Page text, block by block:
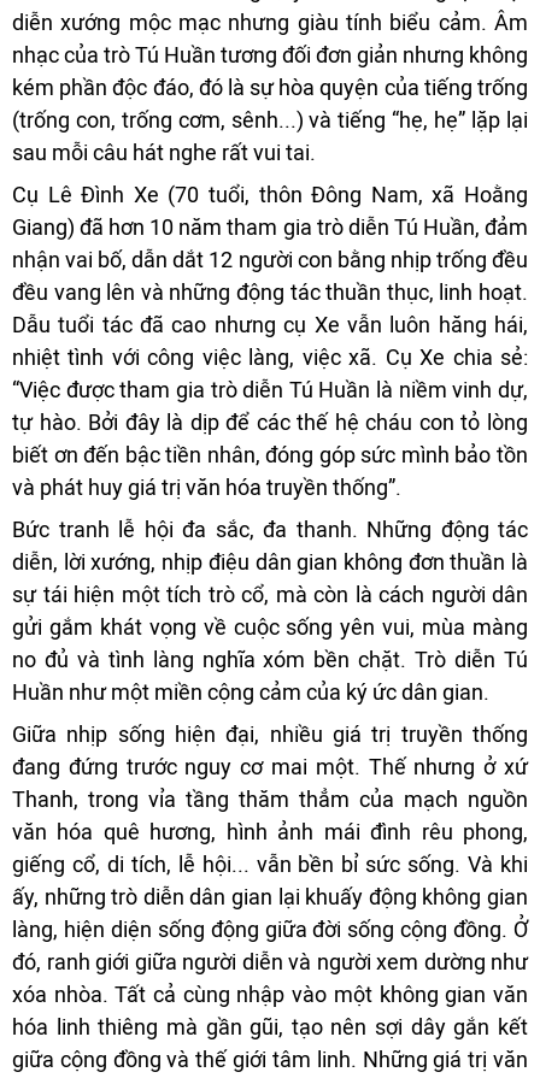
diễn xướng mộc mạc nhưng giàu tính biểu cảm. Âm
nhạc của trò Tú Huần tương đối đơn giản nhưng không
kém phần độc đáo, đó là sự hòa quyện của tiếng trống
(trống con, trống cơm, sênh...) và tiếng “hẹ, hẹ” lặp lại
sau mỗi câu hát nghe rất vui tai.
Cụ Lê Đình Xe (70 tuổi, thôn Đông Nam, xã Hoằng
Giang) đã hơn 10 năm tham gia trò diễn Tú Huần, đảm
nhận vai bố, dẫn dắt 12 người con bằng nhịp trống đều
đều vang lên và những động tác thuần thục, linh hoạt.
Dẫu tuổi tác đã cao nhưng cụ Xe vẫn luôn hăng hái,
nhiệt tình với công việc làng, việc xã. Cụ Xe chia sẻ:
“Việc được tham gia trò diễn Tú Huần là niềm vinh dự,
tự hào. Bởi đây là dịp để các thế hệ cháu con tỏ lòng
biết ơn đến bậc tiền nhân, đóng góp sức mình bảo tồn
và phát huy giá trị văn hóa truyền thống”.
Bức tranh lễ hội đa sắc, đa thanh. Những động tác
diễn, lời xướng, nhịp điệu dân gian không đơn thuần là
sự tái hiện một tích trò cổ, mà còn là cách người dân
gửi gắm khát vọng về cuộc sống yên vui, mùa màng
no đủ và tình làng nghĩa xóm bền chặt. Trò diễn Tú
Huần như một miền cộng cảm của ký ức dân gian.
Giữa nhịp sống hiện đại, nhiều giá trị truyền thống
đang đứng trước nguy cơ mai một. Thế nhưng ở xứ
Thanh, trong vỉa tầng thăm thẳm của mạch nguồn
văn hóa quê hương, hình ảnh mái đình rêu phong,
giếng cổ, di tích, lễ hội... vẫn bền bỉ sức sống. Và khi
ấy, những trò diễn dân gian lại khuấy động không gian
làng, hiện diện sống động giữa đời sống cộng đồng. Ở
đó, ranh giới giữa người diễn và người xem dường như
xóa nhòa. Tất cả cùng nhập vào một không gian văn
hóa linh thiêng mà gần gũi, tạo nên sợi dây gắn kết
giữa cộng đồng và thế giới tâm linh. Những giá trị văn